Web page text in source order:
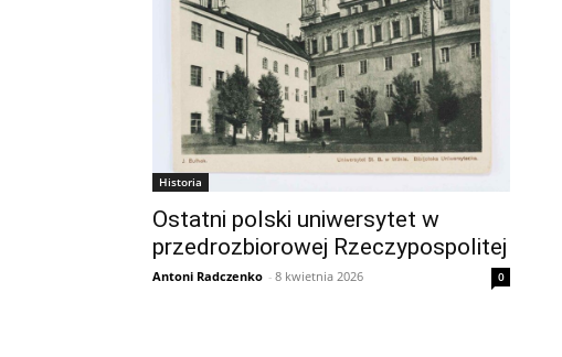
Historia
Ostatni polski uniwersytet w
przedrozbiorowej Rzeczypospolitej
Antoni Radczenko - 8 kwietnia 2026 0